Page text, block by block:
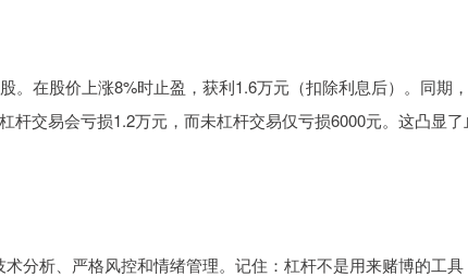
。在股价上涨8%时止盈，获利1.6万元（扣除利息后）。同期
杆交易会亏损1.2万元，而未杠杆交易仅亏损6000元。这凸显了
分析、严格风控和情绪管理。记住：杠杆不是用来赌博的工具